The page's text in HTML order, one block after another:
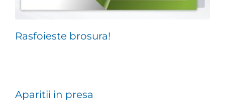
Rasfoieste brosura!
Aparitii in presa